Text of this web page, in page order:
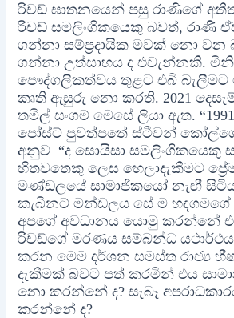
රිචඩ් ඝාතනයෙන් පසු රාණිගේ
රිචඩ් සමලිංගිකයෙකු බවත්, රාණි
ගන්නා සම්ප්‍රදායික මවක් නො
ගන්නා උත්සාහය ද එවැන්නකි.
පෞද්ගලිකත්වය තුළට එබී බැලීමට
කෘති ඇසුරු නො කරති. 2021
තමිල් සංගම් මෙසේ ලියා ඇත.
පෝස්ට් පුවත්පතේ ස්ටීවන් කෝල්ගේ
අනුව “ද සොයිසා සමලිංගිකයෙකු
හිතවතෙකු ලෙස හෙලාදැකීමට
මණ්ඩලයේ සාමාජිකයෝ ‍නැඟී
කැබිනට් මන්ඩලය සේ ම හඳගමගේ
අපගේ අවධානය යොමු කරන්නේ
රිචඩ්ගේ මරණය සම්බන්ධ
කරන මෙම දර්ශන සමස්ත රාජ්‍ය
දැකීමක් බවට පත් කරමින් එය
නො කරන්නේ ද? සැබෑ
කරන්නේ ද?